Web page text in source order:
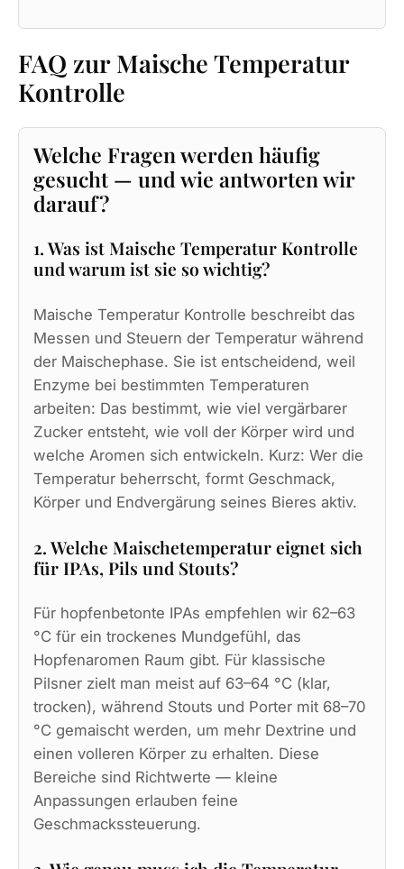
FAQ zur Maische Temperatur
Kontrolle
Welche Fragen werden häufig
gesucht — und wie antworten wir
darauf?
1. Was ist Maische Temperatur Kontrolle
und warum ist sie so wichtig?
Maische Temperatur Kontrolle beschreibt das
Messen und Steuern der Temperatur während
der Maischephase. Sie ist entscheidend, weil
Enzyme bei bestimmten Temperaturen
arbeiten: Das bestimmt, wie viel vergärbarer
Zucker entsteht, wie voll der Körper wird und
welche Aromen sich entwickeln. Kurz: Wer die
Temperatur beherrscht, formt Geschmack,
Körper und Endvergärung seines Bieres aktiv.
2. Welche Maischetemperatur eignet sich
für IPAs, Pils und Stouts?
Für hopfenbetonte IPAs empfehlen wir 62–63
°C für ein trockenes Mundgefühl, das
Hopfenaromen Raum gibt. Für klassische
Pilsner zielt man meist auf 63–64 °C (klar,
trocken), während Stouts und Porter mit 68–70
°C gemaischt werden, um mehr Dextrine und
einen volleren Körper zu erhalten. Diese
Bereiche sind Richtwerte — kleine
Anpassungen erlauben feine
Geschmackssteuerung.